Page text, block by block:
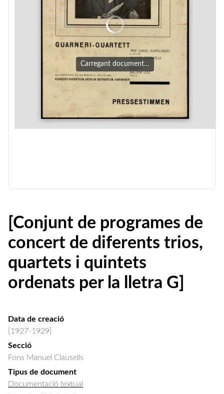
Carregant document…
[Conjunt de programes de
concert de diferents trios,
quartets i quintets
ordenats per la lletra G]
Data de creació
[1927-1929]
Secció
Fons Manuel Clausells
Tipus de document
Documentació textual